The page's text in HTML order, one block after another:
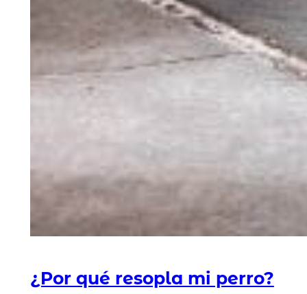
¿Por qué resopla mi perro?